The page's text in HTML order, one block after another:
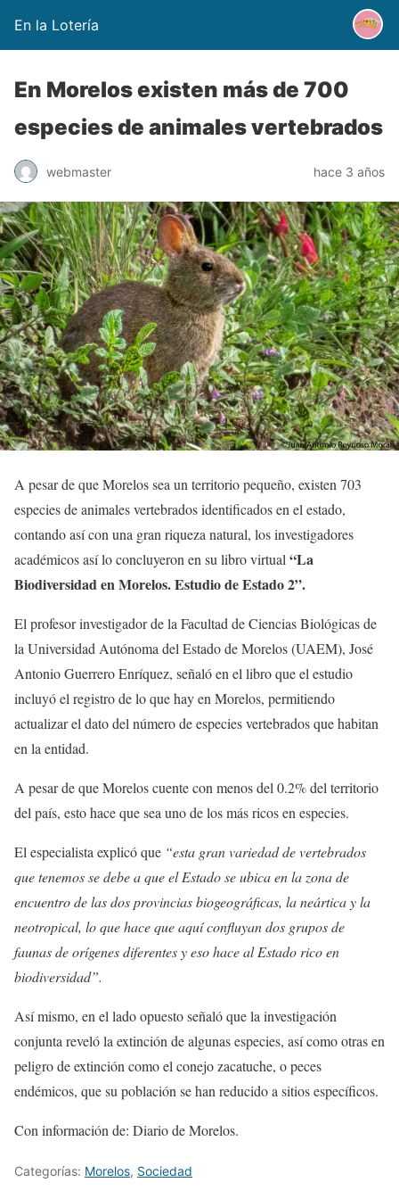
En la Lotería
En Morelos existen más de 700
especies de animales vertebrados
webmaster hace 3 años
A pesar de que Morelos sea un territorio pequeño, existen 703
especies de animales vertebrados identificados en el estado,
contando así con una gran riqueza natural, los investigadores
académicos así lo concluyeron en su libro virtual“La
Biodiversidad en Morelos. Estudio de Estado 2”.
El profesor investigador de la Facultad de Ciencias Biológicas de
la Universidad Autónoma del Estado de Morelos (UAEM), José
Antonio Guerrero Enríquez, señaló en el libro que el estudio
incluyó el registro de lo que hay en Morelos, permitiendo
actualizar el dato del número de especies vertebrados que habitan
en la entidad.
A pesar de que Morelos cuente con menos del 0.2% del territorio
del país, esto hace que sea uno de los más ricos en especies.
El especialista explicó que “esta gran variedad de vertebrados
que tenemos se debe a que el Estado se ubica en la zona de
encuentro de las dos provincias biogeográficas, la neártica y la
neotropical, lo que hace que aquí confluyan dos grupos de
faunas de orígenes diferentes y eso hace al Estado rico en
biodiversidad”.
Así mismo, en el lado opuesto señaló que la investigación
conjunta reveló la extinción de algunas especies, así como otras en
peligro de extinción como el conejo zacatuche, o peces
endémicos, que su población se han reducido a sitios específicos.
Con información de: Diario de Morelos.
Categorías: Morelos, Sociedad